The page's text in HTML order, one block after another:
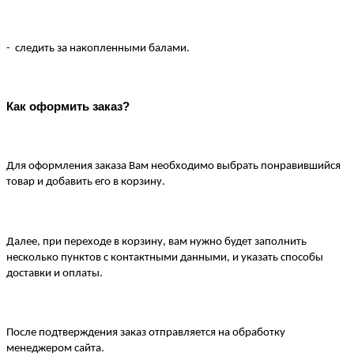
-  следить за накопленными балами.
Как оформить заказ?
Для оформления заказа Вам необходимо выбрать понравившийся
товар и добавить его в корзину.
Далее, при переходе в корзину, вам нужно будет заполнить
несколько пунктов с контактными данными, и указать способы
доставки и оплаты.
После подтверждения заказ отправляется на обработку
менеджером сайта.